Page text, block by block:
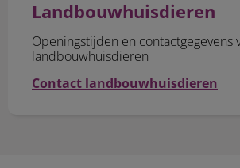
Landbouwhuisdieren
Openingstijden en contactgegevens
landbouwhuisdieren
Contact landbouwhuisdieren